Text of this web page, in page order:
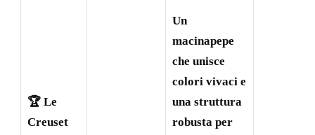
🏆 Le
Creuset
Un
macinapepe
che unisce
colori vivaci e
una struttura
robusta per